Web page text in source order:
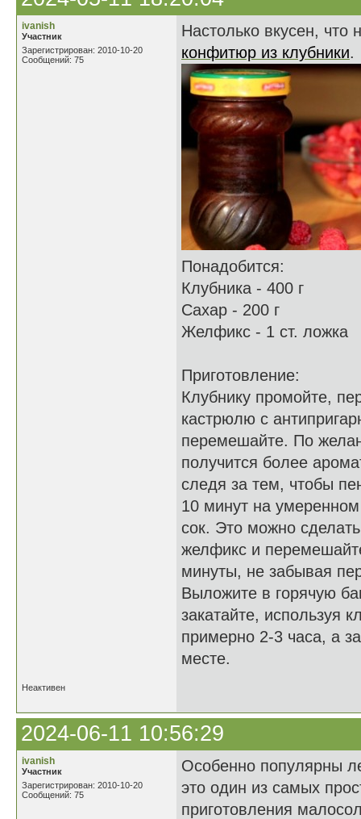
ivanish
Участник
Зарегистрирован: 2010-10-20
Сообщений: 75
Настолько вкусен, что
конфитюр из клубники.
Понадобится:
Клубника - 400 г
Сахар - 200 г
Желфикс - 1 ст. ложка
Приготовление:
Клубнику промойте,
кастрюлю с
перемешайте. По
получится более
следя за тем, чтобы
10 минут на
сок. Это можно
желфикс и
минуты, не забывая
Выложите в горячую
закатайте, используя
примерно 2-3 часа, а
месте.
Неактивен
2024-06-11 10:56:29
ivanish
Участник
Зарегистрирован: 2010-10-20
Сообщений: 75
Особенно популярны
это один из самых
приготовления